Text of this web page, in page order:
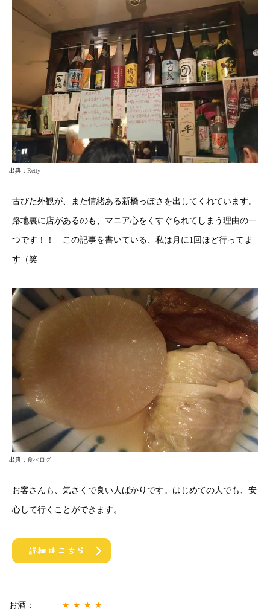
出典： Retty
古びた外観が、また情緒ある新橋っぽさを出してくれています。
路地裏に店があるのも、マニア心をくすぐられてしまう理由の一
つです！！ この記事を書いている、私は月に1回ほど行ってま
す（笑
出典： 食べログ
お客さんも、気さくで良い人ばかりです。はじめての人でも、安
心して行くことができます。
お酒： ★★★★